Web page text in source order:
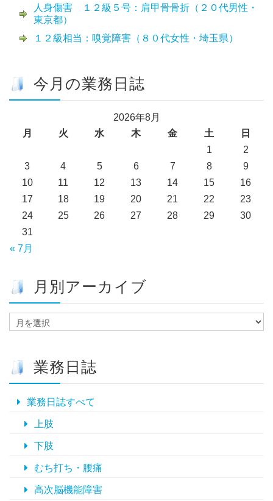
人身傷害 １２級５号：肩甲骨骨折（２０代男性・
東京都）
１２級相当：嗅覚障害（８０代女性・埼玉県）
今月の業務日誌
2026年8月
月
火 水 木 金 土 日
« 7月
1
2
3
4 5 6 7 8
9
10
11 12 13 14 15
16
17
18 19 20 21 22
23
24
25 26 27 28 29
30
31
月別アーカイブ
別
カ
業務日誌
業務日誌すべて
上肢
下肢
むち打ち・腰痛
高次脳機能障害